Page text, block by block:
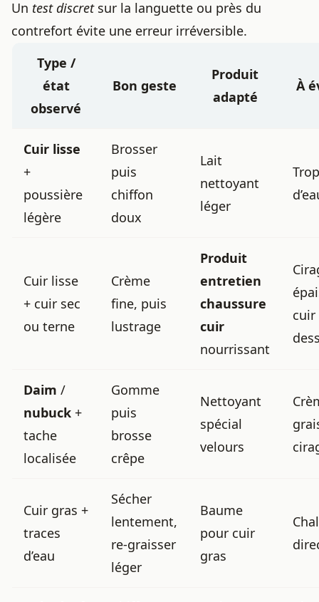
Un test discretsur la languette ou près du
contrefort évite une erreur irréversible.
Type /
état
observé
Bon geste
Produit
adapté
À
Cuir lisse
+
poussière
légère
Brosser
puis
chiffon
doux
Lait
nettoyant
léger
Trop
Cuir lisse
+ cuir sec
ou terne
Crème
fine, puis
lustrage
Produit
entretien
chaussure
cuir
nourrissant
cuir
Daim /
nubuck +
tache
localisée
Gomme
puis
brosse
crêpe
Nettoyant
spécial
velours
Cuir gras +
traces
d’eau
Sécher
lentement,
re-graisser
léger
Baume
pour cuir
gras